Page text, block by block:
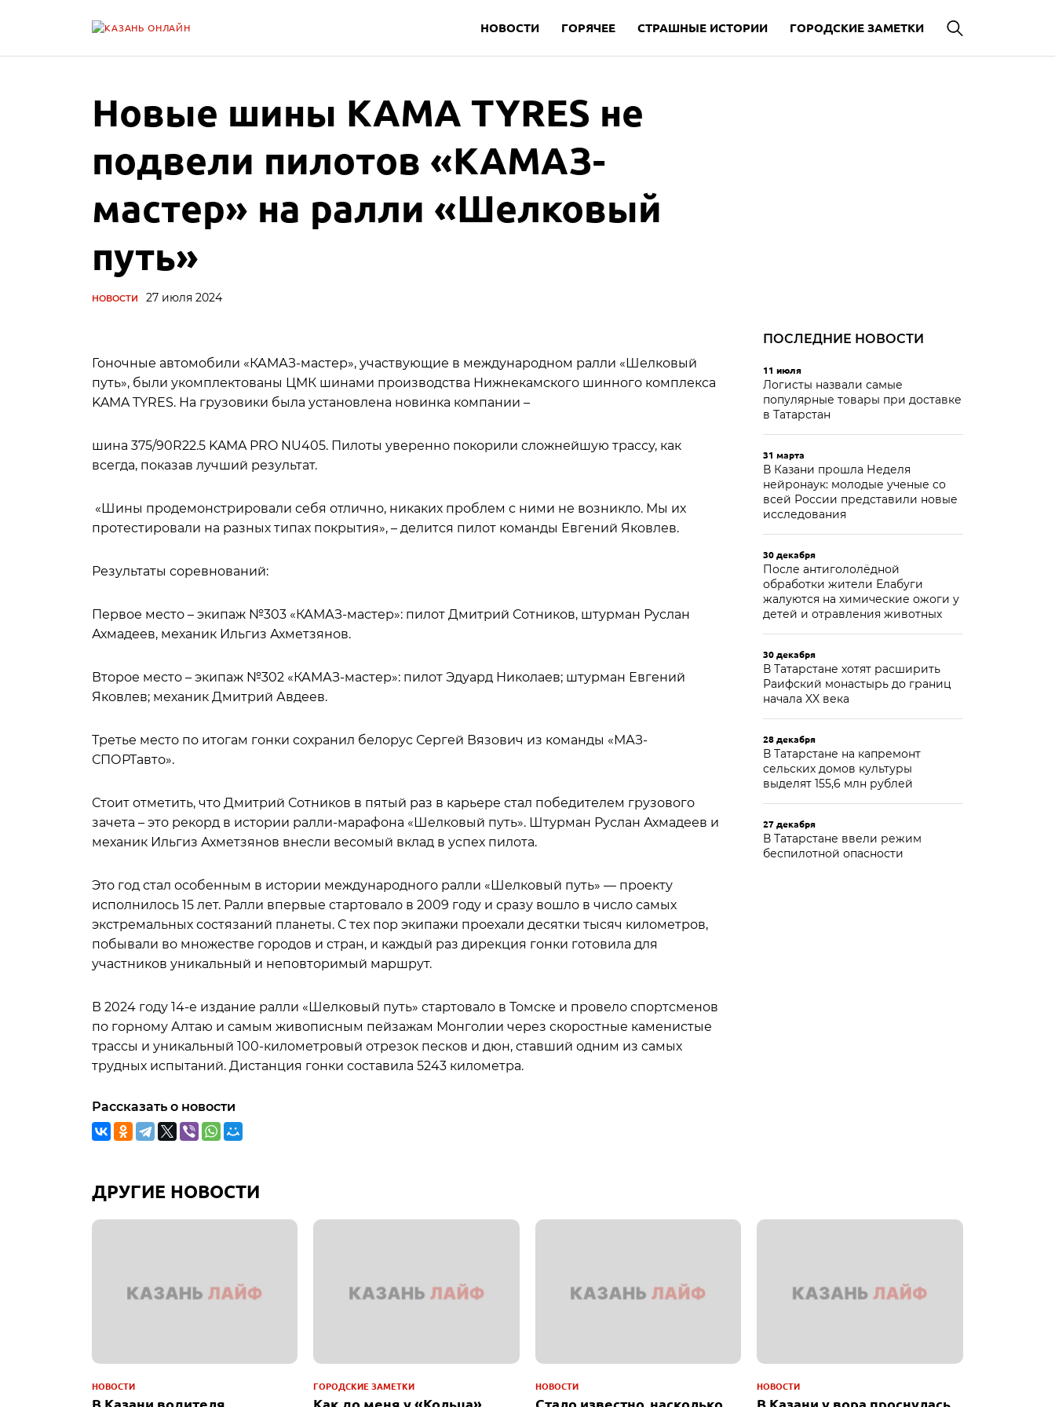
НОВОСТИ ГОРЯЧЕЕ СТРАШНЫЕ ИСТОРИИ ГОРОДСКИЕ ЗАМЕТКИ
Новые шины KAMA TYRES не
подвели пилотов «КАМАЗ-
мастер» на ралли «Шелковый
путь»
НОВОСТИ 27 июля 2024
Гоночные автомобили «КАМАЗ-мастер», участвующие в международном ралли «Шелковый
путь», были укомплектованы ЦМК шинами производства Нижнекамского шинного комплекса
KAMA TYRES. На грузовики была установлена новинка компании –
шина 375/90R22.5 KAMA PRO NU405. Пилоты уверенно покорили сложнейшую трассу, как
всегда, показав лучший результат.
«Шины продемонстрировали себя отлично, никаких проблем с ними не возникло. Мы их
протестировали на разных типах покрытия», – делится пилот команды Евгений Яковлев.
Результаты соревнований:
Первое место – экипаж №303 «КАМАЗ-мастер»: пилот Дмитрий Сотников, штурман Руслан
Ахмадеев, механик Ильгиз Ахметзянов.
Второе место – экипаж №302 «КАМАЗ-мастер»: пилот Эдуард Николаев; штурман Евгений
Яковлев; механик Дмитрий Авдеев.
Третье место по итогам гонки сохранил белорус Сергей Вязович из команды «МАЗ-
СПОРТавто».
Стоит отметить, что Дмитрий Сотников в пятый раз в карьере стал победителем грузового
зачета – это рекорд в истории ралли-марафона «Шелковый путь». Штурман Руслан Ахмадеев и
механик Ильгиз Ахметзянов внесли весомый вклад в успех пилота.
Это год стал особенным в истории международного ралли «Шелковый путь» — проекту
исполнилось 15 лет. Ралли впервые стартовало в 2009 году и сразу вошло в число самых
экстремальных состязаний планеты. С тех пор экипажи проехали десятки тысяч километров,
побывали во множестве городов и стран, и каждый раз дирекция гонки готовила для
участников уникальный и неповторимый маршрут.
В 2024 году 14-е издание ралли «Шелковый путь» стартовало в Томске и провело спортсменов
по горному Алтаю и самым живописным пейзажам Монголии через скоростные каменистые
трассы и уникальный 100-километровый отрезок песков и дюн, ставший одним из самых
трудных испытаний. Дистанция гонки составила 5243 километра.
Рассказать о новости
ПОСЛЕДНИЕ НОВОСТИ
11 июля
Логисты назвали самые
популярные товары при доставке
в Татарстан
31 марта
В Казани прошла Неделя
нейронаук: молодые ученые со
всей России представили новые
исследования
30 декабря
После антигололёдной
обработки жители Елабуги
жалуются на химические ожоги у
детей и отравления животных
30 декабря
В Татарстане хотят расширить
Раифский монастырь до границ
начала XX века
28 декабря
В Татарстане на капремонт
сельских домов культуры
выделят 155,6 млн рублей
27 декабря
В Татарстане ввели режим
беспилотной опасности
ДРУГИЕ НОВОСТИ
НОВОСТИ
В Казани водителя
ГОРОДСКИЕ ЗАМЕТКИ
Как до меня у «Кольца»
НОВОСТИ
Стало известно, насколько
НОВОСТИ
В Казани у вора проснулась